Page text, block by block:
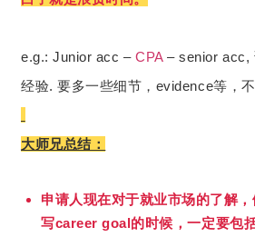
e.g.: Junior acc –CPA– senior acc,
经验. 要多一些细节，evidence等，不
大师兄总结：
申请人现在对于就业市场的了解
写career goal的时候，一定要包